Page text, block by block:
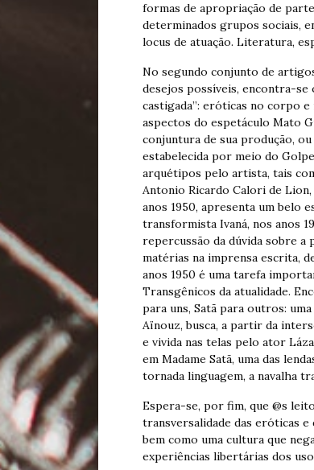
formas de apropriação de
determinados grupos sociais,
locus de atuação. Literatura,
No segundo conjunto de
desejos possíveis, encontra-se
castigada”: eróticas no corpo
aspectos do espetáculo Mato
conjuntura de sua produção,
estabelecida por meio do
arquétipos pelo artista, tais
Antonio Ricardo Calori de
anos 1950, apresenta um belo
transformista Ivaná, nos anos
repercussão da dúvida sobre
matérias na imprensa escrita,
anos 1950 é uma tarefa
Transgênicos da atualidade.
para uns, Satã para outros:
Aïnouz, busca, a partir da
e vivida nas telas pelo ator
em Madame Satã, uma das
tornada linguagem, a navalha
Espera-se, por fim, que @s
transversalidade das eróticas
bem como uma cultura que
experiências libertárias dos